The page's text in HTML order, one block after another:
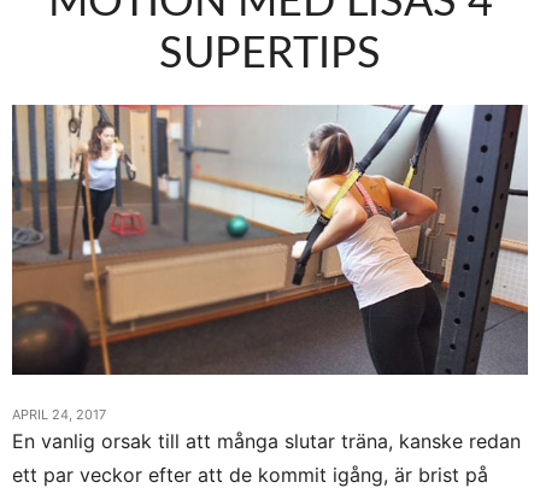
SUPERTIPS
APRIL 24, 2017
En vanlig orsak till att många slutar träna, kanske redan
ett par veckor efter att de kommit igång, är brist på